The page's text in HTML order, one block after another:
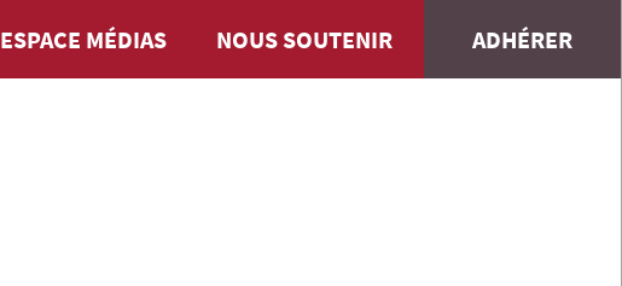
ESPACE MÉDIAS NOUS SOUTENIR ADHÉRER